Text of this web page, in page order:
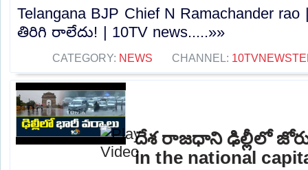
Telangana BJP Chief N Ramachander
తిరిగి రాలేదు! | 10TV news.....»»
CATEGORY: NEWS CHANNEL:
దేశ రాజధాని ఢిల్లీలో
in the national